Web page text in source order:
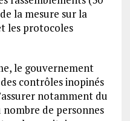
la mesure sur la
les protocoles
le gouvernement
contrôles inopinés
notamment du
de personnes